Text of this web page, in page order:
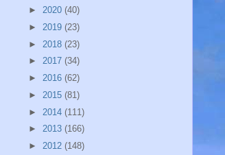
► 2020 (40)
► 2019 (23)
► 2018 (23)
► 2017 (34)
► 2016 (62)
► 2015 (81)
► 2014 (111)
► 2013 (166)
► 2012 (148)